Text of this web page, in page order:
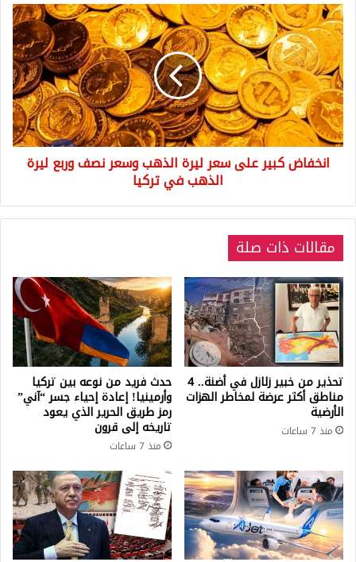
انخفاض
كبير
على
سعر
ليرة
الذهب
وسعر
نصف
وربع
ليرة
تركيا
انخفاض كبير على سعر ليرة الذهب وسعر نصف وربع ليرة
الذهب في تركيا
مقالات ذات صلة
تحذير من خبير زلازل في أضنة.. 4
مناطق أكثر عرضة لمخاطر الهزات
الأرضية
منذ 7 ساعات
حدث فريد من نوعه بين تركيا
وأرمينيا! إعادة إحياء جسر “آني”
رمز طريق الحرير الذي يعود
تاريخه إلى قرون
منذ 7 ساعات